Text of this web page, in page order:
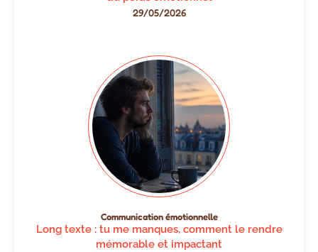
29/05/2026
Communication émotionnelle
Long texte : tu me manques, comment le rendre
mémorable et impactant